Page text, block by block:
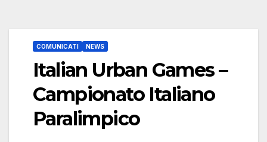
COMUNICATI NEWS
Italian Urban Games –
Campionato Italiano
Paralimpico